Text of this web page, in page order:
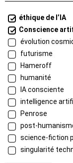
éthique de l’IA
Conscience
évolution
futurisme
Hameroff
humanité
IA consciente
intelligence
Penrose
post-
science-fiction
singularité